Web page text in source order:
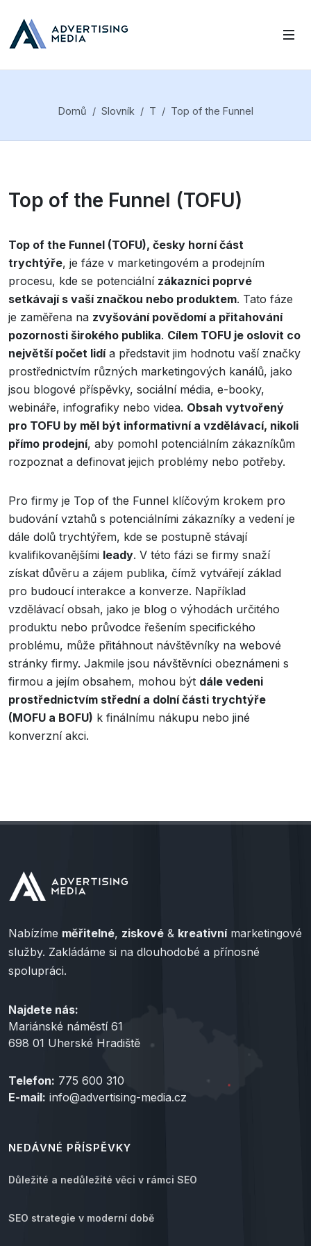
Domů Slovník T Top of the Funnel
Top of the Funnel (TOFU)
Top of the Funnel (TOFU), česky horní část
trychtýře, je fáze v marketingovém a prodejním
procesu, kde se potenciální zákazníci poprvé
setkávají s vaší značkou nebo produktem. Tato fáze
je zaměřena na zvyšování povědomí a přitahování
pozornosti širokého publika. Cílem TOFU je oslovit co
největší počet lidía představit jim hodnotu vaší značky
prostřednictvím různých marketingových kanálů, jako
jsou blogové příspěvky, sociální média, e-booky,
webináře, infografiky nebo videa. Obsah vytvořený
pro TOFU by měl být informativní a vzdělávací, nikoli
přímo prodejní, aby pomohl potenciálním zákazníkům
rozpoznat a definovat jejich problémy nebo potřeby.
Pro firmy je Top of the Funnel klíčovým krokem pro
budování vztahů s potenciálními zákazníky a vedení je
dále dolů trychtýřem, kde se postupně stávají
kvalifikovanějšími leady. V této fázi se firmy snaží
získat důvěru a zájem publika, čímž vytvářejí základ
pro budoucí interakce a konverze. Například
vzdělávací obsah, jako je blog o výhodách určitého
produktu nebo průvodce řešením specifického
problému, může přitáhnout návštěvníky na webové
stránky firmy. Jakmile jsou návštěvníci obeznámeni s
firmou a jejím obsahem, mohou být dále vedeni
prostřednictvím střední a dolní části trychtýře
(MOFU a BOFU) k finálnímu nákupu nebo jiné
konverzní akci.
Nabízíme měřitelné, ziskové & kreativnímarketingové
služby. Zakládáme si na dlouhodobé a přínosné
spolupráci.
Najdete nás:
Mariánské náměstí 61
698 01 Uherské Hradiště
Telefon: 775 600 310
E-mail: info@advertising-media.cz
NEDÁVNÉ PŘÍSPĚVKY
Důležité a nedůležité věci v rámci SEO
SEO strategie v moderní době